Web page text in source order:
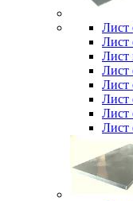
Лист
Лист
Лист
Лист
Лист
Лист
Лист
Лист